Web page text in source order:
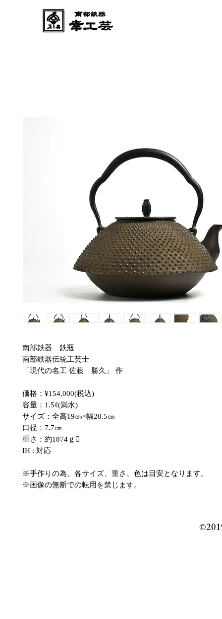
南部鉄器 鉄瓶
南部鉄器伝統工芸士
「現代の名工 佐藤 勝久」 作
価格：¥154,000(税込)
容量：1.5ℓ(満水)
サイズ：全高19㎝×幅20.5㎝
口径：7.7㎝
重さ：約1874ｇ
IH : 対応
※手作りの為、各サイズ、重さ、色は目安となります。
※画像の無断での転用を禁じます。